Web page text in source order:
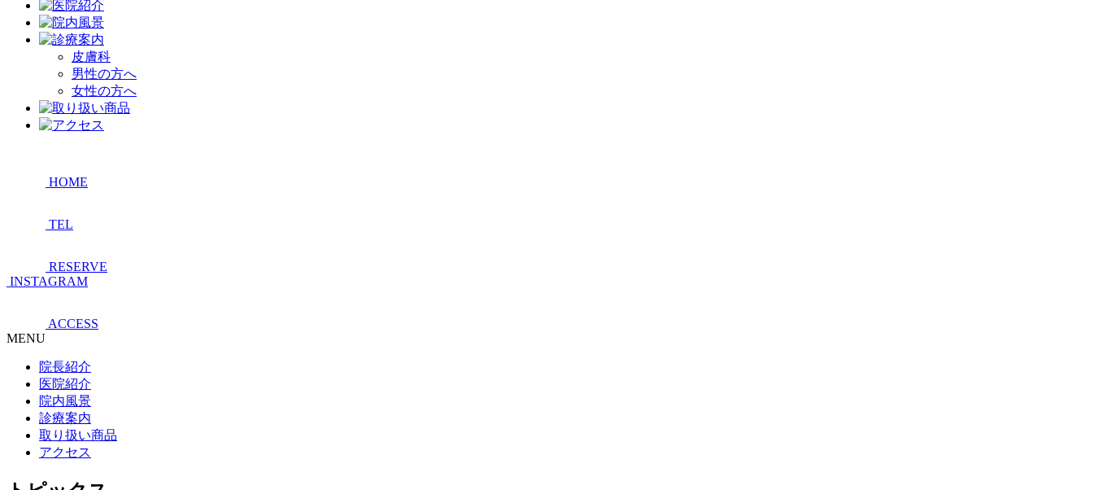
皮膚科
男性の方へ
女性の方へ
HOME
TEL
RESERVE
INSTAGRAM
ACCESS
MENU
院長紹介
医院紹介
院内風景
診療案内
取り扱い商品
アクセス